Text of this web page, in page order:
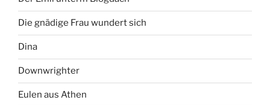
Die gnädige Frau wundert sich
Dina
Downwrighter
Eulen aus Athen